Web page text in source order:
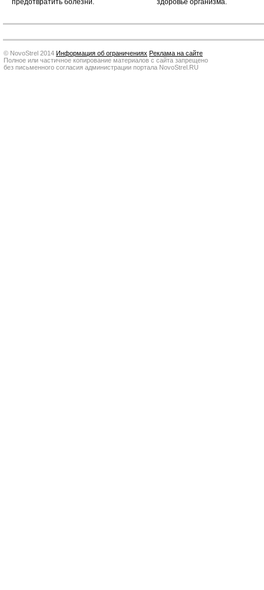
© NovoStrel 2014 Информация об ограничениях Реклама на сайте
Полное или частичное копирование материалов с сайта запрещено
без письменного согласия администрации портала NovoStrel.RU